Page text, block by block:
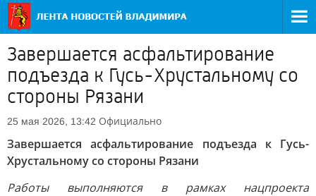
Завершается асфальтирование
подъезда к Гусь-Хрустальному со
стороны Рязани
25 мая 2026, 13:42 Официально
Завершается асфальтирование подъезда к Гусь-
Хрустальному со стороны Рязани
Работы выполняются в рамках нацпроекта